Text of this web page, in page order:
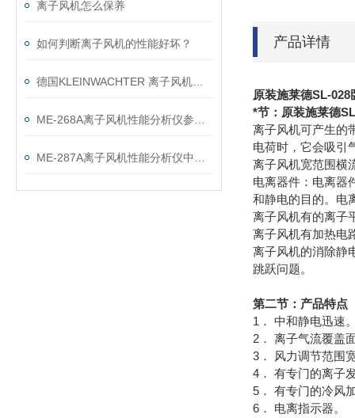
离子风机怎么保养
如何判断离子风机的性能好坏？ 产品详情
原装施莱德SL-
*节：原装施莱德
离子风机可产生的
电荷时，它会吸引
离子风机宽范围横
电离器件：电离器
和静电的目的。电
离子风机有的离子
离子风机有加热电
离子风机的消除静
跳跃问题。
第二节：产品特点
1． 中和静电迅速
2． 离子气流覆盖
3． 风力调节范围
4． 有专门的离子
5． 有专门的冷风
6． 电离指示器。